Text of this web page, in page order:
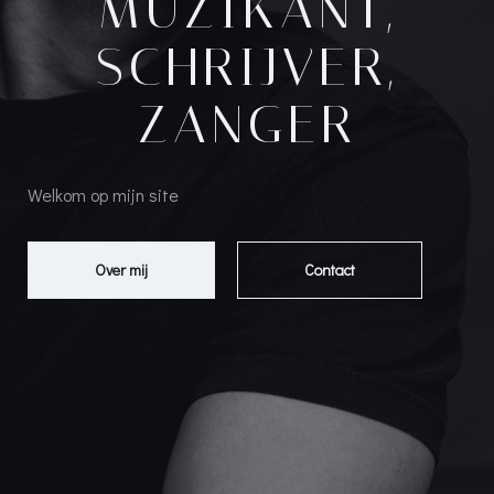
SCHRIJVER,
ZANGER
Welkom op mijn site
Over mij Contact